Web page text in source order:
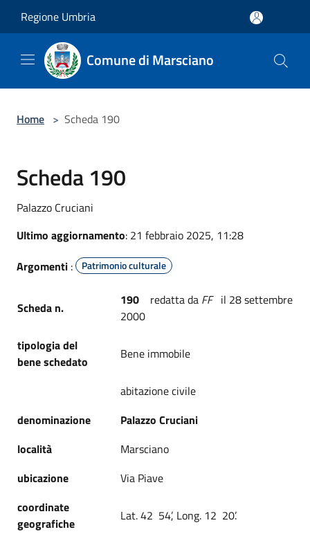
Regione Umbria
Comune di Marsciano
Home > Scheda 190
Scheda 190
Palazzo Cruciani
Ultimo aggiornamento: 21 febbraio 2025, 11:28
Argomenti : Patrimonio culturale
Scheda n. 190 redatta da FF il 28 settembre
2000
tipologia del
bene schedato
Bene immobile
abitazione civile
denominazione
Palazzo Cruciani
località
Marsciano
ubicazione
Via Piave
coordinate
geografiche
Lat. 42 54’, Long. 12 20’.